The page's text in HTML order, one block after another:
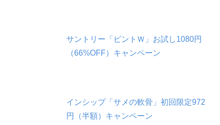
サントリー「ピントＷ」お試し1080円
（66%OFF）キャンペーン
インシップ「サメの軟骨」初回限定972
円（半額）キャンペーン